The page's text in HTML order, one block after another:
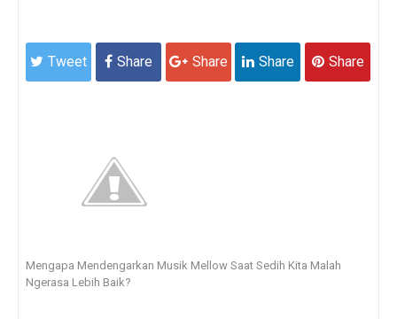
Tweet Share Share Share Share
Mengapa Mendengarkan Musik Mellow Saat Sedih Kita Malah
Ngerasa Lebih Baik?